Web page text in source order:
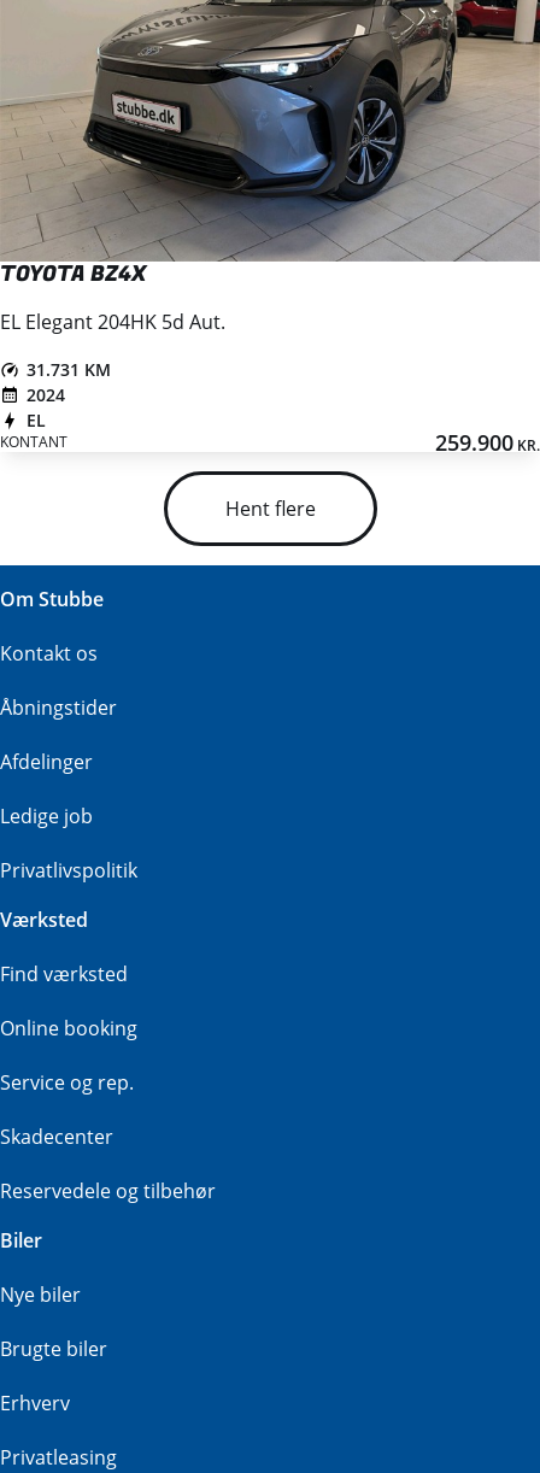
TOYOTA BZ4X
EL Elegant 204HK 5d Aut.
31.731 KM
2024
EL
KONTANT 259.900 KR.
Hent flere
Om Stubbe
Kontakt os
Åbningstider
Afdelinger
Ledige job
Privatlivspolitik
Værksted
Find værksted
Online booking
Service og rep.
Skadecenter
Reservedele og tilbehør
Biler
Nye biler
Brugte biler
Erhverv
Privatleasing